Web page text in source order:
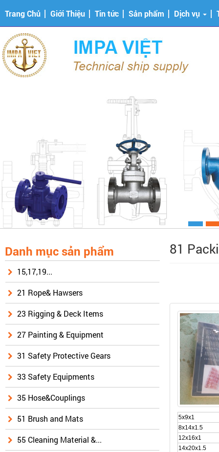
Trang Chủ Giới Thiệu Tin tức Sản phẩm Dịch vụ
Danh mục sản phẩm
15,17,19...
21 Rope& Hawsers
23 Rigging & Deck Items
27 Painting & Equipment
31 Safety Protective Gears
33 Safety Equipments
35 Hose&Couplings
51 Brush and Mats
55 Cleaning Material &...
81
5x9x1
8x14x1.5
12x16x1
14x20x1.5